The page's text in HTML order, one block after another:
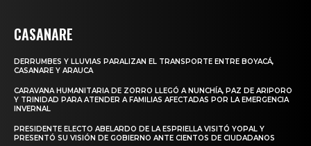
CASANARE
DERRUMBES Y LLUVIAS PARALIZAN EL TRANSPORTE ENTRE BOYACÁ,
CASANARE Y ARAUCA
CARAVANA HUMANITARIA DE ZORRO LLEGÓ A NUNCHÍA, PAZ DE ARIPORO
Y TRINIDAD PARA ATENDER A FAMILIAS AFECTADAS POR LA EMERGENCIA
INVERNAL
PRESIDENTE ELECTO ABELARDO DE LA ESPRIELLA VISITÓ YOPAL Y
PRESENTÓ SU VISIÓN DE GOBIERNO ANTE CIENTOS DE CIUDADANOS